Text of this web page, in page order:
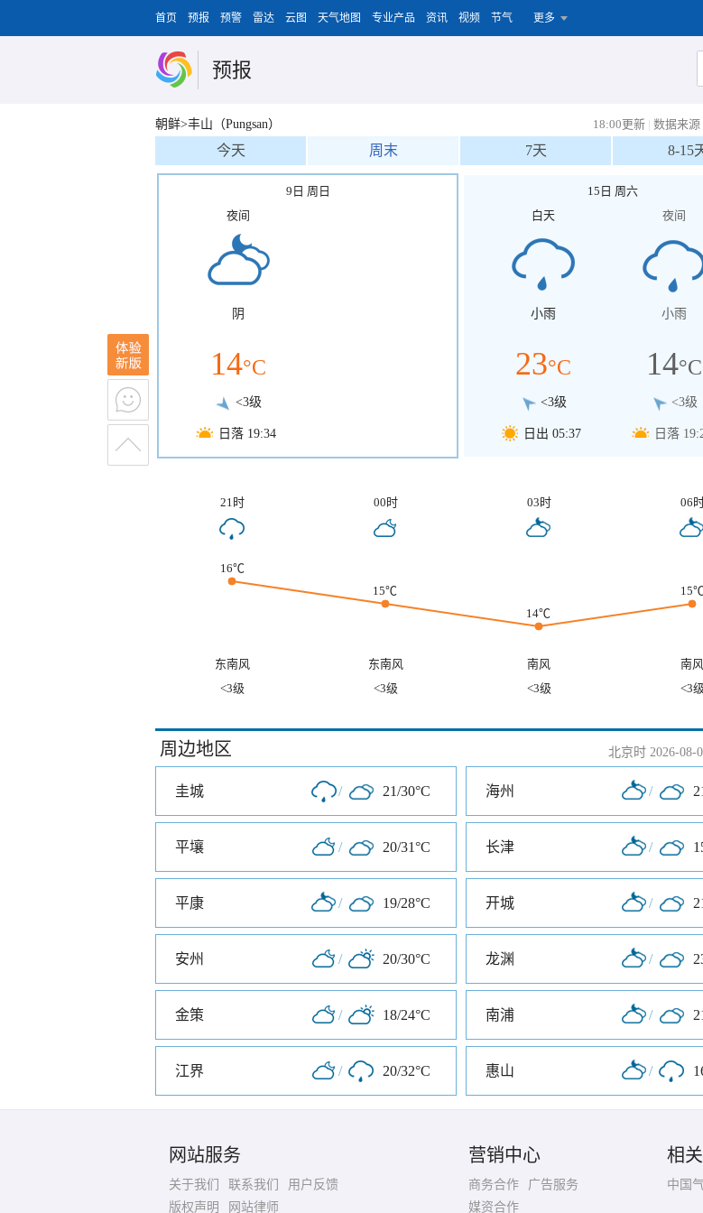
首页 预报 预警 雷达 云图 天气地图 专业产品 资讯 视频 节气 更多
预报
朝鲜>丰山（Pungsan） 18:00更新 | 数据来源
今天 周末 7天 8-15
9日 周日
夜间
阴
14°C
<3级
日落 19:34
15日 周六
白天
小雨
23°C
<3级
日出 05:37
夜间
小雨
14°C
<3级
日落
21时 00时 03时 06
16℃
15℃
14℃
东南风 东南风 南风
南风
<3级
<3级 <3级 <3级
周边地区 北京时 2026-08-
圭城 / 21/30°C 海州 /
平壤 / 20/31°C 长津 /
平康 / 19/28°C 开城 /
安州 / 20/30°C 龙渊 /
金策 / 18/24°C 南浦 /
江界 / 20/32°C 惠山 /
网站服务
关于我们 联系我们
用户反馈
版权声明
网站律师
营销中心
商务合作
广告服务
媒资合作
相
中国